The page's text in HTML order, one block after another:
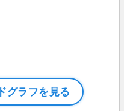
グラフを見る